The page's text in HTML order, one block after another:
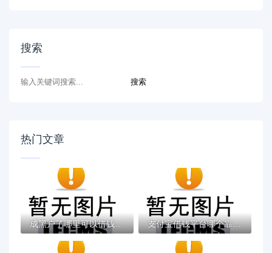
搜索
热门文章
成黑户了哪里可以借钱急用啊，2025五大专属... 支付宝借钱平台哪个靠谱？实测这5款低息灵活...